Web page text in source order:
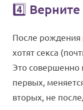
4️⃣ Верните
После
хотят секса
Это совершенно
первых,
вторых, не